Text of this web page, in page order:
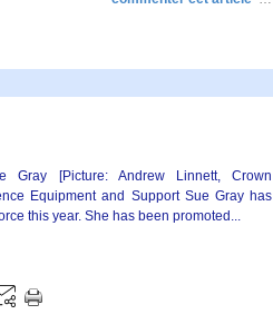
Gray [Picture: Andrew Linnett, Crown
Equipment and Support Sue Gray has
this year. She has been promoted...